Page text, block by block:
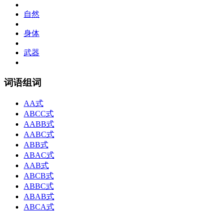
自然
身体
武器
词语组词
AA式
ABCC式
AABB式
AABC式
ABB式
ABAC式
AAB式
ABCB式
ABBC式
ABAB式
ABCA式